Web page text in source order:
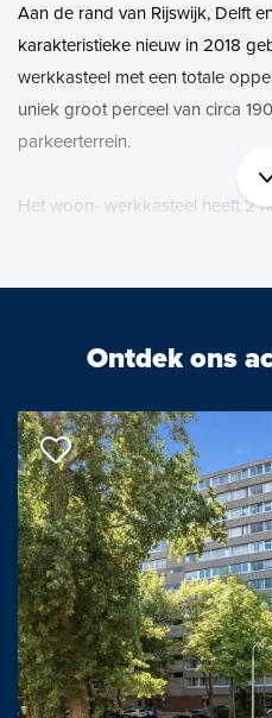
Aan de rand van Rijswijk, Delft
karakteristieke nieuw in 2018
werkkasteel met een totale
uniek groot perceel van circa
parkeerterrein.
Het woon- werkkasteel heeft 2
combineren.
De begane grond heeft een vrije
‘De Buytenplaets’, zoals het
2018 als woonhuis met
daarboven op de eerste
drie kamers.
Er kan een restaurant
bedrijfsvloeroppervlak van max.
Ontdek ons